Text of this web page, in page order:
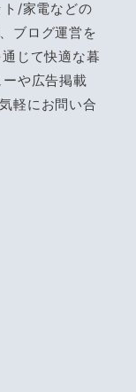
/家電などの
ブログ運営を
じて快適な暮
や広告掲載
軽にお問い合